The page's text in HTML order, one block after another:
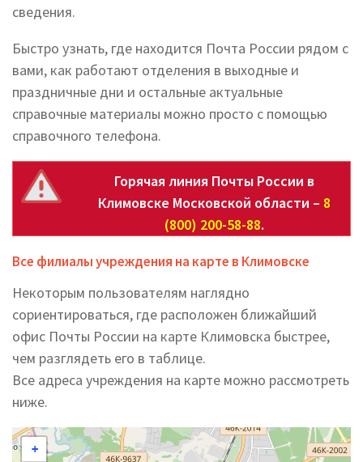
сведения.
Быстро узнать, где находится Почта России рядом с
вами, как работают отделения в выходные и
праздничные дни и остальные актуальные
справочные материалы можно просто с помощью
справочного телефона.
Горячая линия Почты России в
Климовске Московской области – 8
(800) 200-58-88.
Все филиалы учреждения на карте в Климовске
Некоторым пользователям наглядно
сориентироваться, где расположен ближайший
офис Почты России на карте Климовска быстрее,
чем разглядеть его в таблице.
Все адреса учреждения на карте можно рассмотреть
ниже.
+